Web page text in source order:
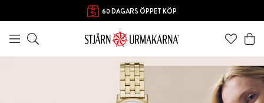
60 DAGARS ÖPPET KÖP